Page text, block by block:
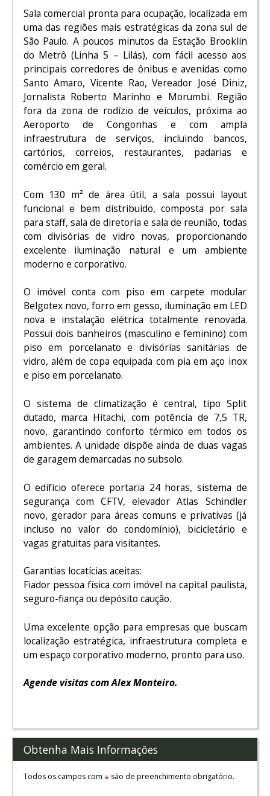
Sala comercial pronta para ocupação, localizada em
uma das regiões mais estratégicas da zona sul de
São Paulo. A poucos minutos da Estação Brooklin
do Metrô (Linha 5 – Lilás), com fácil acesso aos
principais corredores de ônibus e avenidas como
Santo Amaro, Vicente Rao, Vereador José Diniz,
Jornalista Roberto Marinho e Morumbi. Região
fora da zona de rodízio de veículos, próxima ao
Aeroporto de Congonhas e com ampla
infraestrutura de serviços, incluindo bancos,
cartórios, correios, restaurantes, padarias e
comércio em geral.
Com 130 m² de área útil, a sala possui layout
funcional e bem distribuído, composta por sala
para staff, sala de diretoria e sala de reunião, todas
com divisórias de vidro novas, proporcionando
excelente iluminação natural e um ambiente
moderno e corporativo.
O imóvel conta com piso em carpete modular
Belgotex novo, forro em gesso, iluminação em LED
nova e instalação elétrica totalmente renovada.
Possui dois banheiros (masculino e feminino) com
piso em porcelanato e divisórias sanitárias de
vidro, além de copa equipada com pia em aço inox
e piso em porcelanato.
O sistema de climatização é central, tipo Split
dutado, marca Hitachi, com potência de 7,5 TR,
novo, garantindo conforto térmico em todos os
ambientes. A unidade dispõe ainda de duas vagas
de garagem demarcadas no subsolo.
O edifício oferece portaria 24 horas, sistema de
segurança com CFTV, elevador Atlas Schindler
novo, gerador para áreas comuns e privativas (já
incluso no valor do condomínio), bicicletário e
vagas gratuitas para visitantes.
Garantias locatícias aceitas:
Fiador pessoa física com imóvel na capital paulista,
seguro-fiança ou depósito caução.
Uma excelente opção para empresas que buscam
localização estratégica, infraestrutura completa e
um espaço corporativo moderno, pronto para uso.
Agende visitas com Alex Monteiro.
Obtenha Mais Informações
Todos os campos com *são de preenchimento obrigatório.